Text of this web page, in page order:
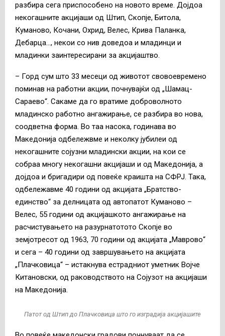
разбира сега приспособено на новото време. Дојдоа
некогашните акцијаши од Штип, Скопје, Битола,
Куманово, Кочани, Охрид, Велес, Крива Паланка,
Дебарца…, некои со нив доведоа и младинци и
младинки заинтересирани за акцијаштво.
– Горд сум што 33 месеци од животот свовоевремено
поминав на работни акции, почнувајќи од „Шамац-
Сараево“. Сакаме да го вратиме доброволното
младинско работно ангажирање, се разбира во нова,
соодветна форма. Во таа насока, годинава во
Македонија одбележвме и неколку јубилеи од
некогашните сојузни младински акции, на кои се
собраа многу некогашни акцијаши и од Македонија, а
дојдоа и бригадири од повеќе краишта на СФРЈ. Така,
одбележавме 40 години од акцијата „Братство-
единство“ за делницата од автопатот Куманово –
Велес, 55 години од акцијашкото ангажирање на
расчистувањето на разурнатотото Скопје во
земјотресот од 1963, 70 години од акцијата „Маврово“
и сега – 40 години од завршувањето на акцијата
„Плачковица“ – истакнува естрадниот уметник Војче
Китановски, од раководството на Сојузот на акцијаши
на Македонија.
Патот од Штип до Плачковица што го изградија акцијашите